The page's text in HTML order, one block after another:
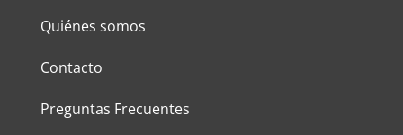
Quiénes somos
Contacto
Preguntas Frecuentes